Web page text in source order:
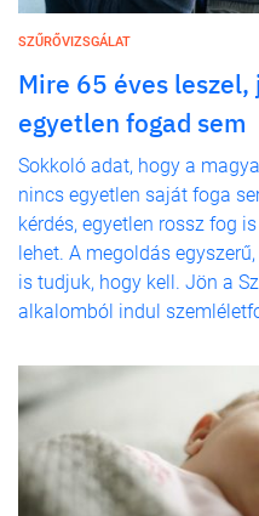
SZŰRŐVIZSGÁLAT
Mire 65 éves
egyetlen fogad sem
Sokkoló adat, hogy a
nincs egyetlen saját foga
kérdés, egyetlen rossz fog
lehet. A megoldás
is tudjuk, hogy kell. Jön a
alkalomból indul